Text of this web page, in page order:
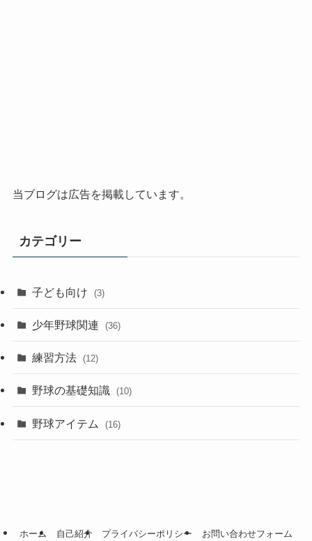
当ブログは広告を掲載しています。
カテゴリー
子ども向け (3)
少年野球関連 (36)
練習方法 (12)
野球の基礎知識 (10)
野球アイテム (16)
ホーム 自己紹介 プライバシーポリシー お問い合わせフォーム